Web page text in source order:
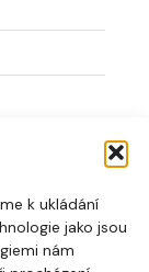
k ukládání
jako jsou
nám